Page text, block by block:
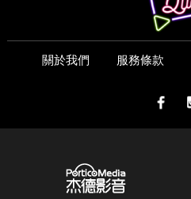
關於我們 服務條款